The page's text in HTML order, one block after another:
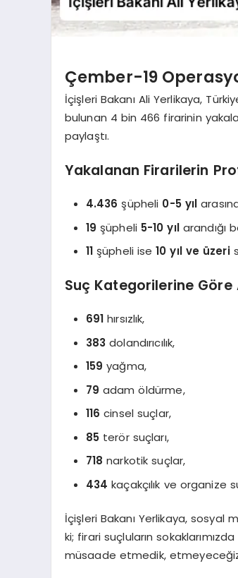
Çember-19
İçişleri Bakanı Ali Yerlikaya,
bulunan 4 bin 466 firarinin
paylaştı.
Yakalanan Firarilerin
4.436 şüpheli 0-5 yıl
19 şüpheli 5-10 yılarandığı
11 şüpheli ise10 yıl ve üzeri
Suç Kategorilerine
691 hırsızlık,
383 dolandırıcılık,
159 yağma,
79 adam öldürme,
116 cinsel suçlar,
85 terör suçları,
718 narkotik suçlar,
434 kaçakçılık ve organize
İçişleri Bakanı Yerlikaya, sosyal
ki; firari suçluların
müsaade etmedik,